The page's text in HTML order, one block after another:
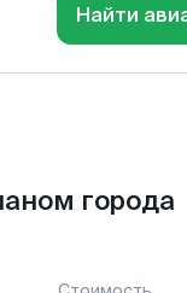
Найти
города